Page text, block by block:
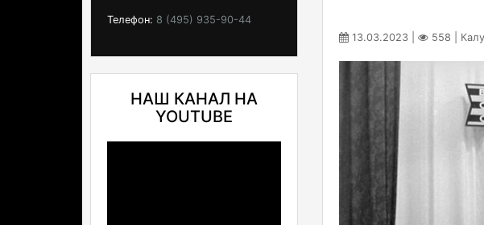
Телефон: 8 (495) 935-90-44
НАШ КАНАЛ НА
YOUTUBE
13.03.2023 | 558 |